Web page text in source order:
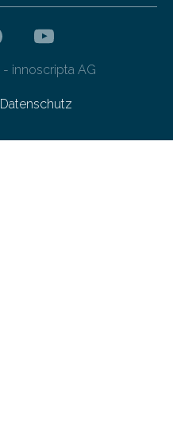
innoscripta AG
Datenschutz